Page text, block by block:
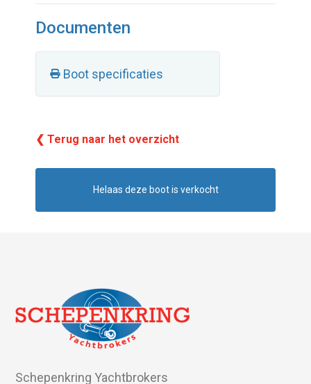
Documenten
Boot specificaties
❮ Terug naar het overzicht
Helaas deze boot is verkocht
Schepenkring Yachtbrokers